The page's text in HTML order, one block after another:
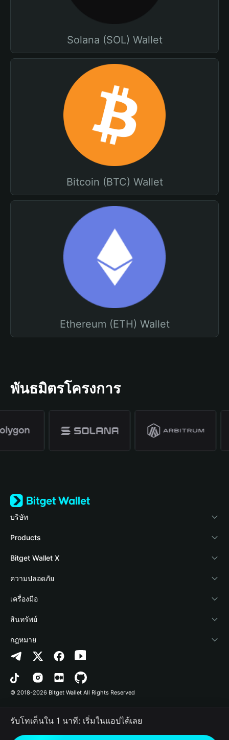
Solana (SOL) Wallet
Bitcoin (BTC) Wallet
Ethereum (ETH) Wallet
พันธมิตรโครงการ
บริษัท
เกี่ยวกับ Bitget Wallet
Blog
Academy
ข่าวสารด้านคริปโต
ศูนย์ช่วยเหลือ
ติดต่อเรา
ทรัพยากรข้อมูลของแบรนด์
อาชีพ
Products
Crypto Card
Stablecoin Earn
Payfi Crypto
Crypto Swap API
Altcoin Season Index
Prediction Markets
DApp
RWA
Bitget Wallet X
นักพัฒนา
เชื่อมต่อ Wallet
Bitget Wallet Pay
ลิสต์โปรเจกต์
ความปลอดภัย
Protection Fund
เทคโนโลยีความปลอดภัย
เครื่องมือ
ซื้อคริปโต
การตรวจจับการอนุญาต
การตรวจจับสัญญา
การโอนเป็นชุด
สินทรัพย์
Arbitrum
Avalanche
Bitcoin
Polygon
กฎหมาย
นโยบายความเป็นส่วนตัว
ข้อตกลงในการใช้บริการ
© 2018-2026 Bitget Wallet All Rights Reserved
รับโทเค็นใน 1 นาที: เริ่มในแอปได้เลย